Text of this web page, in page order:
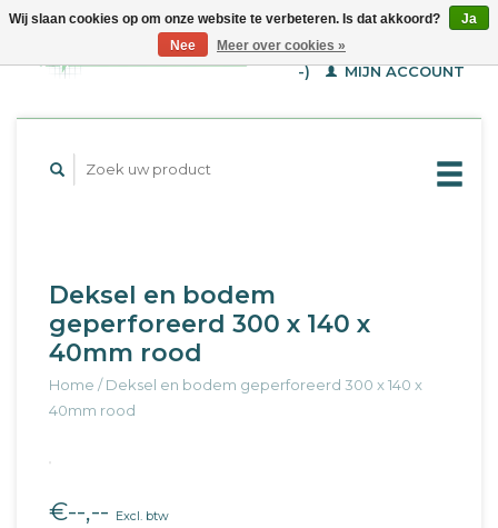
WINKELWAGEN (€--,-
-)
MIJN ACCOUNT
Deksel en bodem
geperforeerd 300 x 140 x
40mm rood
Home /Deksel en bodem geperforeerd 300 x 140 x
40mm rood
€--,-- Excl. btw
Wij slaan cookies op om onze website te verbeteren. Is dat akkoord?
Ja
Nee
Meer over cookies »